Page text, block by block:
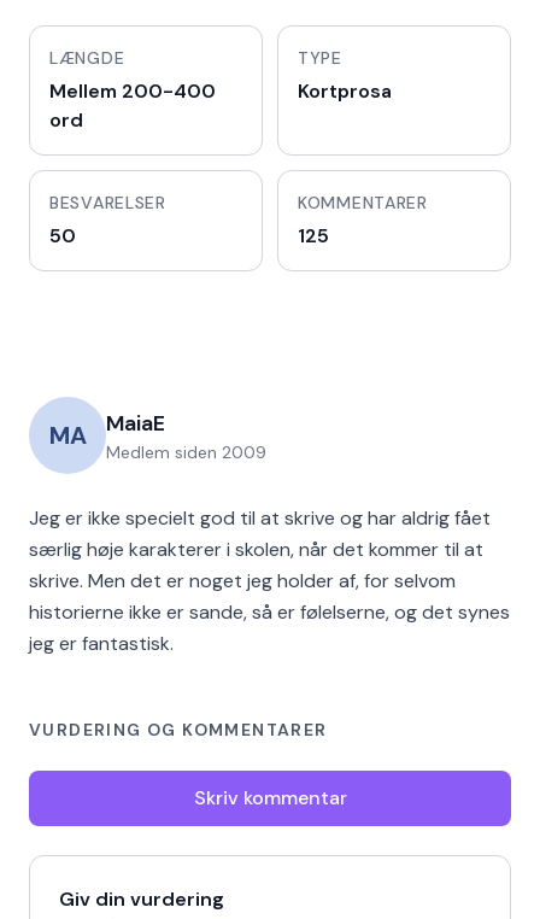
LÆNGDE
Mellem 200-400
ord
TYPE
Kortprosa
BESVARELSER
50
KOMMENTARER
125
MA MaiaE
Medlem siden 2009
Jeg er ikke specielt god til at skrive og har aldrig fået
særlig høje karakterer i skolen, når det kommer til at
skrive. Men det er noget jeg holder af, for selvom
historierne ikke er sande, så er følelserne, og det synes
jeg er fantastisk.
VURDERING OG KOMMENTARER
Skriv kommentar
Giv din vurdering